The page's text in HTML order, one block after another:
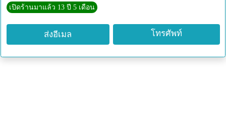
เปิดร้านมาแล้ว 13 ปี 5 เดือน
ส่งอีเมล โทรศัพท์